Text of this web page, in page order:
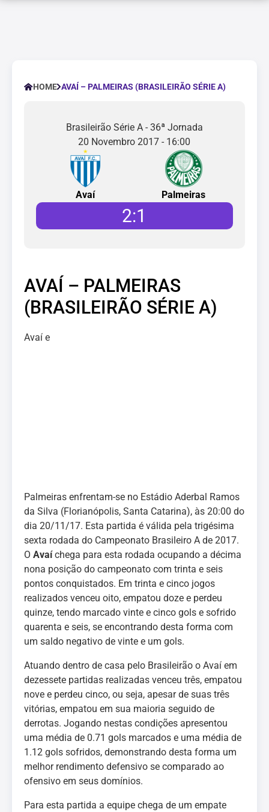
HOME AVAÍ – PALMEIRAS (BRASILEIRÃO SÉRIE A)
Brasileirão Série A - 36ª Jornada
20 Novembro 2017 - 16:00
Avaí Palmeiras
2:1
AVAÍ – PALMEIRAS
(BRASILEIRÃO SÉRIE A)
Avaí e
Palmeiras enfrentam-se no Estádio Aderbal Ramos
da Silva (Florianópolis, Santa Catarina), às 20:00 do
dia 20/11/17. Esta partida é válida pela trigésima
sexta rodada do Campeonato Brasileiro A de 2017.
O Avaíchega para esta rodada ocupando a décima
nona posição do campeonato com trinta e seis
pontos conquistados. Em trinta e cinco jogos
realizados venceu oito, empatou doze e perdeu
quinze, tendo marcado vinte e cinco gols e sofrido
quarenta e seis, se encontrando desta forma com
um saldo negativo de vinte e um gols.
Atuando dentro de casa pelo Brasileirão o Avaí em
dezessete partidas realizadas venceu três, empatou
nove e perdeu cinco, ou seja, apesar de suas três
vitórias, empatou em sua maioria seguido de
derrotas. Jogando nestas condições apresentou
uma média de 0.71 gols marcados e uma média de
1.12 gols sofridos, demonstrando desta forma um
melhor rendimento defensivo se comparado ao
ofensivo em seus domínios.
Para esta partida a equipe chega de um empate